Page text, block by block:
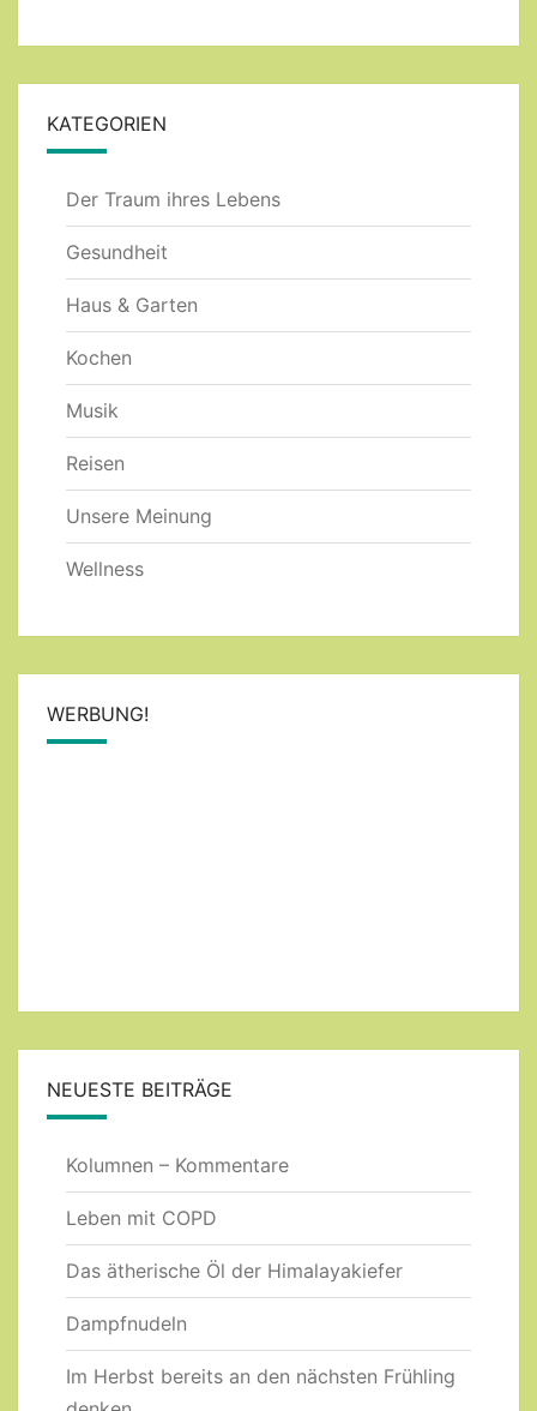
KATEGORIEN
Der Traum ihres Lebens
Gesundheit
Haus & Garten
Kochen
Musik
Reisen
Unsere Meinung
Wellness
WERBUNG!
NEUESTE BEITRÄGE
Kolumnen – Kommentare
Leben mit COPD
Das ätherische Öl der Himalayakiefer
Dampfnudeln
Im Herbst bereits an den nächsten Frühling